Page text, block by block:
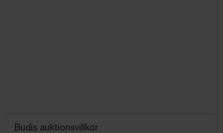
Budis auktionsvillkor